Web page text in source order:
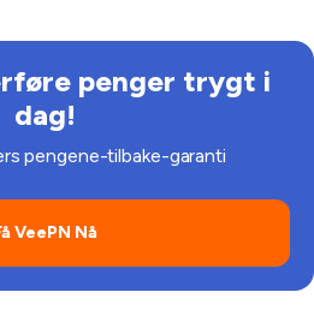
penger trygt i
dag!
pengene-tilbake-garanti
VeePN Nå